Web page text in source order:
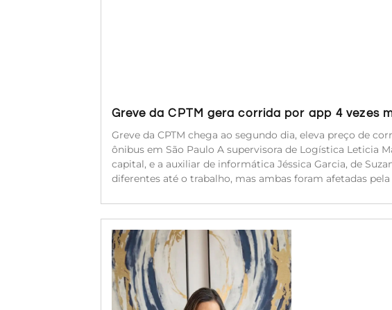
Greve da CPTM gera corrida por app 4 vezes
Greve da CPTM chega ao segundo dia, eleva preço de
ônibus em São Paulo A supervisora de Logística Leticia
capital, e a auxiliar de informática Jéssica Garcia, de
diferentes até o trabalho, mas ambas foram afetadas